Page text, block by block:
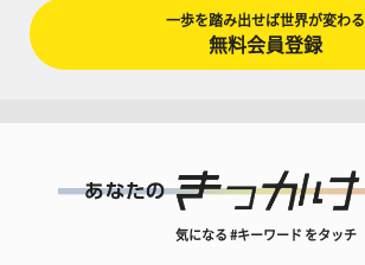
一歩を踏み出せば世界が変わる
無料会員登録
気になる #キーワード をタッチ